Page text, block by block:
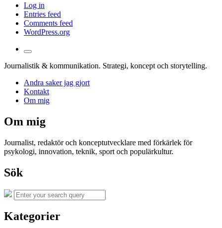
Log in
Entries feed
Comments feed
WordPress.org
Toggle
the
search
Journalistik & kommunikation. Strategi, koncept och storytelling.
Andra saker jag gjort
Kontakt
Om mig
Om mig
Journalist, redaktör och konceptutvecklare med förkärlek för
psykologi, innovation, teknik, sport och populärkultur.
Sök
Search
for:
Search
Kategorier